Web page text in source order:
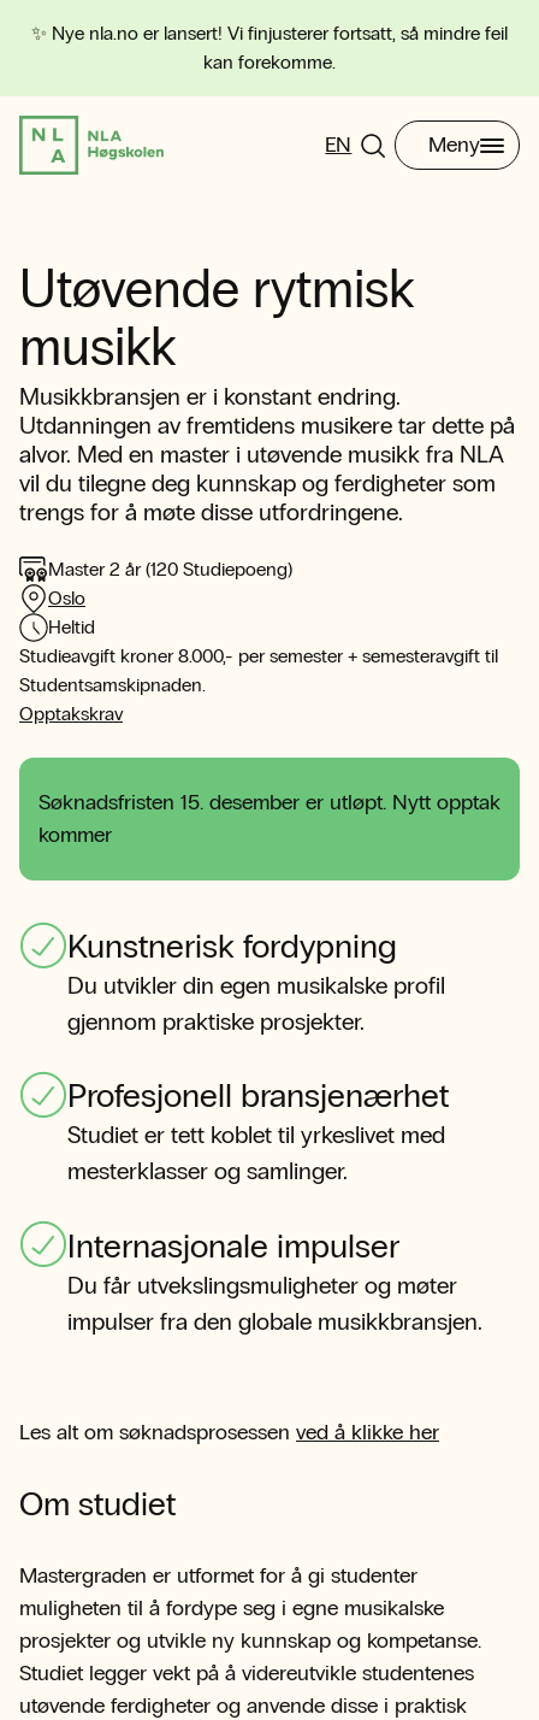
✨ Nye nla.no er lansert! Vi finjusterer fortsatt, så mindre feil
kan forekomme.
EN Meny
Utøvende rytmisk
musikk
Musikkbransjen er i konstant endring.
Utdanningen av fremtidens musikere tar dette på
alvor. Med en master i utøvende musikk fra NLA
vil du tilegne deg kunnskap og ferdigheter som
trengs for å møte disse utfordringene.
Master 2 år (120 Studiepoeng)
Oslo
Heltid
Studieavgift kroner 8.000,- per semester + semesteravgift til
Studentsamskipnaden.
Opptakskrav
Søknadsfristen 15. desember er utløpt. Nytt opptak
kommer
Kunstnerisk fordypning
Du utvikler din egen musikalske profil
gjennom praktiske prosjekter.
Profesjonell bransjenærhet
Studiet er tett koblet til yrkeslivet med
mesterklasser og samlinger.
Internasjonale impulser
Du får utvekslingsmuligheter og møter
impulser fra den globale musikkbransjen.
Les alt om søknadsprosessen ved å klikke her
Om studiet
Mastergraden er utformet for å gi studenter
muligheten til å fordype seg i egne musikalske
prosjekter og utvikle ny kunnskap og kompetanse.
Studiet legger vekt på å videreutvikle studentenes
utøvende ferdigheter og anvende disse i praktisk